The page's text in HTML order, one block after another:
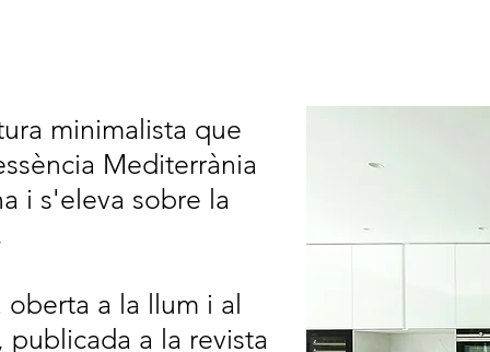
minimalista que
Mediterrània
i s'eleva sobre la
oberta a la llum i al
publicada a la revista